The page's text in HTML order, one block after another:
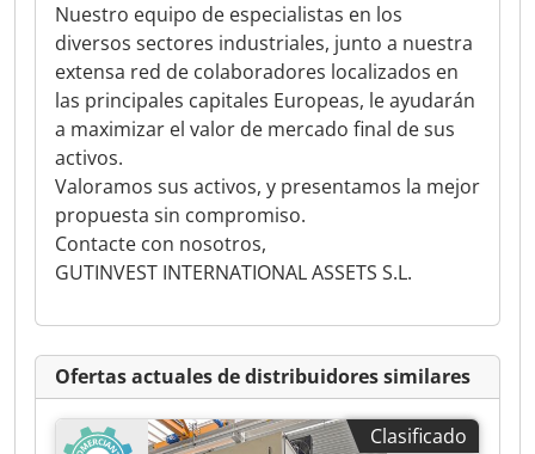
Nuestro equipo de especialistas en los
diversos sectores industriales, junto a nuestra
extensa red de colaboradores localizados en
las principales capitales Europeas, le ayudarán
a maximizar el valor de mercado final de sus
activos.
Valoramos sus activos, y presentamos la mejor
propuesta sin compromiso.
Contacte con nosotros,
GUTINVEST INTERNATIONAL ASSETS S.L.
Ofertas actuales de distribuidores similares
Clasificado